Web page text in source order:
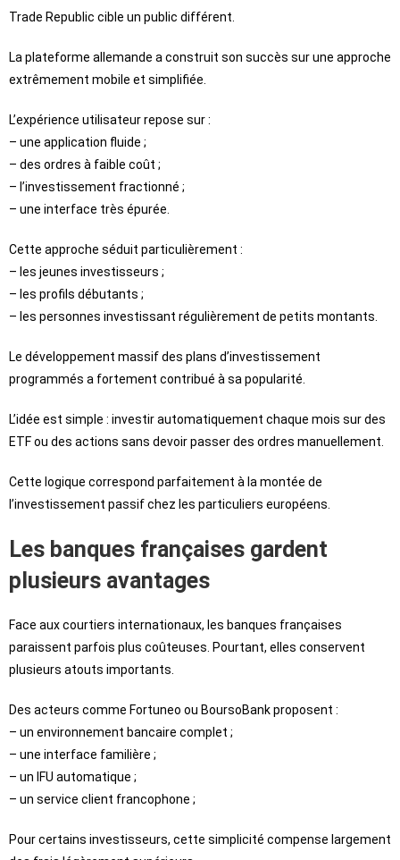
Trade Republic cible un public différent.
La plateforme allemande a construit son succès sur une approche
extrêmement mobile et simplifiée.
L’expérience utilisateur repose sur :
– une application fluide ;
– des ordres à faible coût ;
– l’investissement fractionné ;
– une interface très épurée.
Cette approche séduit particulièrement :
– les jeunes investisseurs ;
– les profils débutants ;
– les personnes investissant régulièrement de petits montants.
Le développement massif des plans d’investissement
programmés a fortement contribué à sa popularité.
L’idée est simple : investir automatiquement chaque mois sur des
ETF ou des actions sans devoir passer des ordres manuellement.
Cette logique correspond parfaitement à la montée de
l’investissement passif chez les particuliers européens.
Les banques françaises gardent
plusieurs avantages
Face aux courtiers internationaux, les banques françaises
paraissent parfois plus coûteuses. Pourtant, elles conservent
plusieurs atouts importants.
Des acteurs comme Fortuneo ou BoursoBank proposent :
– un environnement bancaire complet ;
– une interface familière ;
– un IFU automatique ;
– un service client francophone ;
Pour certains investisseurs, cette simplicité compense largement